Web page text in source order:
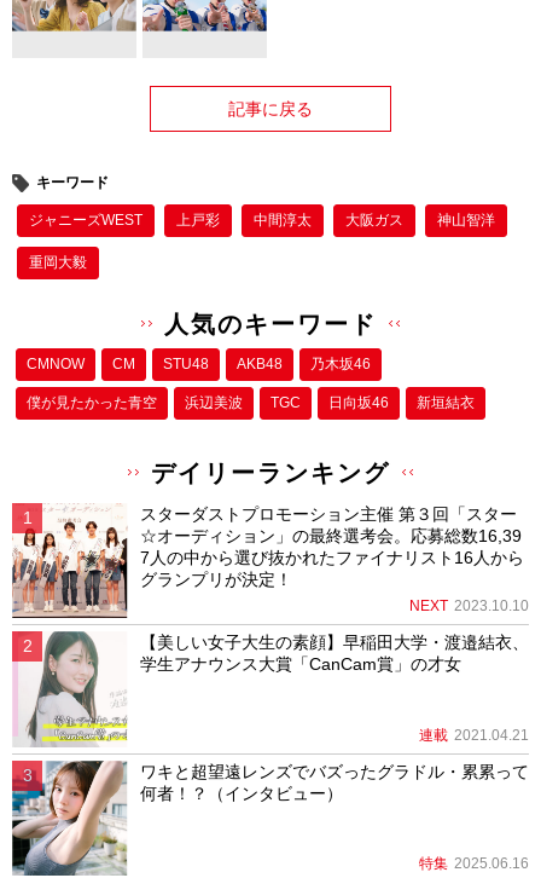
記事に戻る
キーワード
ジャニーズWEST 上戸彩 中間淳太 大阪ガス 神山智洋
重岡大毅
人気のキーワード
CMNOW CM STU48 AKB48 乃木坂46
僕が⾒たかった⻘空 浜辺美波 TGC 日向坂46 新垣結衣
デイリーランキング
スターダストプロモーション主催 第３回「スター
☆オーディション」の最終選考会。応募総数16,39
7人の中から選び抜かれたファイナリスト16人から
グランプリが決定！
NEXT 2023.10.10
【美しい女子大生の素顔】早稲田大学・渡邉結衣、
学生アナウンス大賞「CanCam賞」の才女
連載 2021.04.21
ワキと超望遠レンズでバズったグラドル・累累って
何者！？（インタビュー）
特集 2025.06.16